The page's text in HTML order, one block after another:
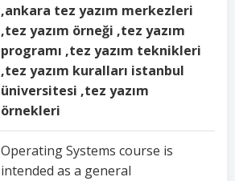
,ankara tez yazım merkezleri
,tez yazım örneği ,tez yazım
programı ,tez yazım teknikleri
,tez yazım kuralları istanbul
üniversitesi ,tez yazım
örnekleri
Operating Systems course is
intended as a general